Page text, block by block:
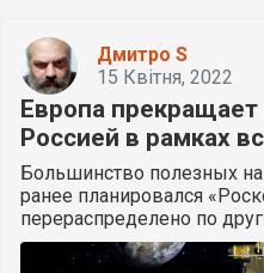
Дмитро S
15 Квітня, 2022
Европа прекращает
Россией в рамках
Большинство полезных
ранее планировался
перераспределено по